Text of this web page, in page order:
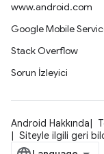
www.android.com
Google Mobile
Stack Overflow
Sorun İzleyici
Android Hakkında
Siteyle ilgili geri